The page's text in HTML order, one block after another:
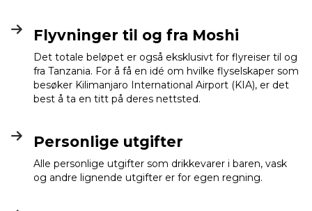
Flyvninger til og fra Moshi
Det totale beløpet er også eksklusivt for flyreiser til og
fra Tanzania. For å få en idé om hvilke flyselskaper som
besøker Kilimanjaro International Airport (KIA), er det
best å ta en titt på deres nettsted.
Personlige utgifter
Alle personlige utgifter som drikkevarer i baren, vask
og andre lignende utgifter er for egen regning.